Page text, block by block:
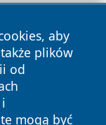
aby
także plików
od
mogą być
prawa